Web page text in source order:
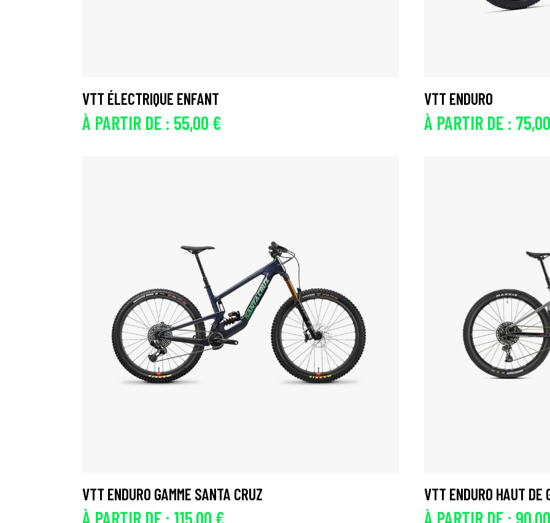
VTT ÉLECTRIQUE ENFANT
À PARTIR DE : 55,00 €
VTT ENDURO
À PARTIR DE :
VTT ENDURO GAMME SANTA CRUZ
À PARTIR DE : 115,00 €
VTT ENDURO HAUT DE
À PARTIR DE :